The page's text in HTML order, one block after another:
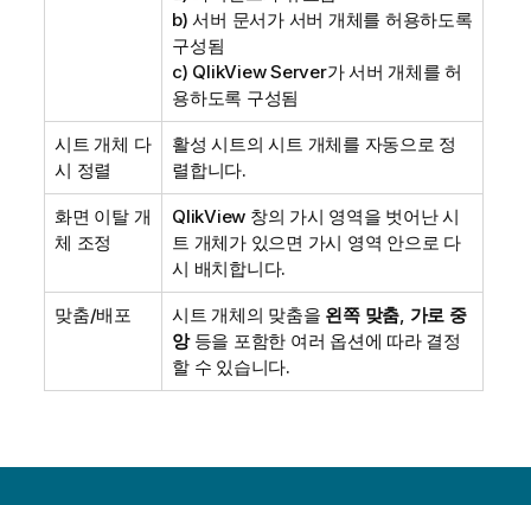
b) 서버 문서가 서버 개체를 허용하도록
구성됨
c) QlikView Server가 서버 개체를 허
용하도록 구성됨
시트 개체 다
시 정렬
활성 시트의 시트 개체를 자동으로 정
렬합니다.
화면 이탈 개
체 조정
QlikView 창의 가시 영역을 벗어난 시
트 개체가 있으면 가시 영역 안으로 다
시 배치합니다.
맞춤/배포 시트 개체의 맞춤을 왼쪽 맞춤, 가로 중
앙등을 포함한 여러 옵션에 따라 결정
할 수 있습니다.